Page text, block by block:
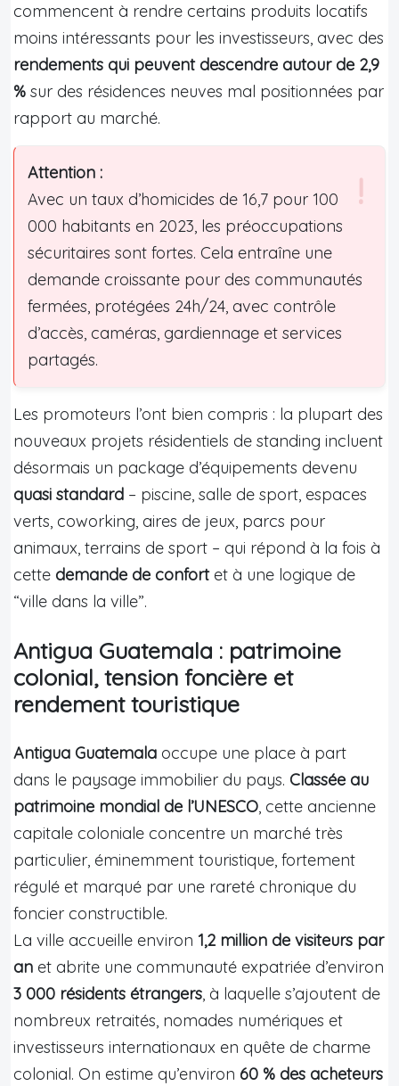
commencent à rendre certains produits locatifs
moins intéressants pour les investisseurs, avec des
rendements qui peuvent descendre autour de 2,9
% sur des résidences neuves mal positionnées par
rapport au marché.
Attention :
Avec un taux d’homicides de 16,7 pour 100
000 habitants en 2023, les préoccupations
sécuritaires sont fortes. Cela entraîne une
demande croissante pour des communautés
fermées, protégées 24h/24, avec contrôle
d’accès, caméras, gardiennage et services
partagés.
Les promoteurs l’ont bien compris : la plupart des
nouveaux projets résidentiels de standing incluent
désormais un package d’équipements devenu
quasi standard – piscine, salle de sport, espaces
verts, coworking, aires de jeux, parcs pour
animaux, terrains de sport – qui répond à la fois à
cette demande de confortet à une logique de
“ville dans la ville”.
Antigua Guatemala : patrimoine
colonial, tension foncière et
rendement touristique
Antigua Guatemala occupe une place à part
dans le paysage immobilier du pays. Classée au
patrimoine mondial de l’UNESCO, cette ancienne
capitale coloniale concentre un marché très
particulier, éminemment touristique, fortement
régulé et marqué par une rareté chronique du
foncier constructible.
La ville accueille environ 1,2 million de visiteurs par
an et abrite une communauté expatriée d’environ
3 000 résidents étrangers, à laquelle s’ajoutent de
nombreux retraités, nomades numériques et
investisseurs internationaux en quête de charme
colonial. On estime qu’environ 60 % des acheteurs